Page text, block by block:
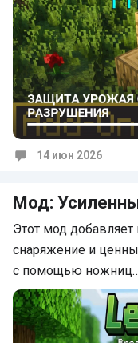
14 июн 2026
Мод:
Этот мод
снаряжение и
с помощью